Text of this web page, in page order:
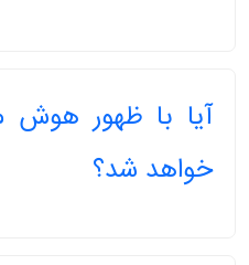
آیا با ظهور هوش
خواهد شد؟